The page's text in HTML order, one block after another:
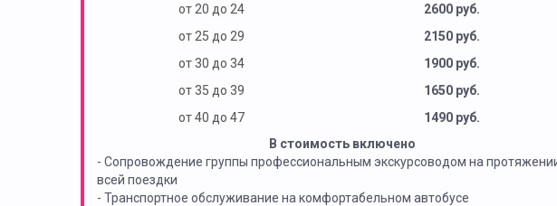
от 20 до 24
2600 руб.
от 25 до 29
2150 руб.
от 30 до 34
1900 руб.
от 35 до 39
1650 руб.
от 40 до 47
1490 руб.
В стоимость включено
- Сопровождение группы профессиональным экскурсоводом на
всей поездки
- Транспортное обслуживание на комфортабельном автобусе